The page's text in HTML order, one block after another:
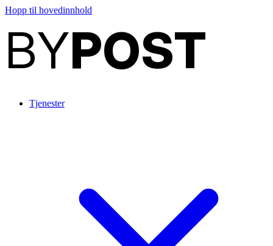
Hopp til hovedinnhold
BYPOST
Tjenester